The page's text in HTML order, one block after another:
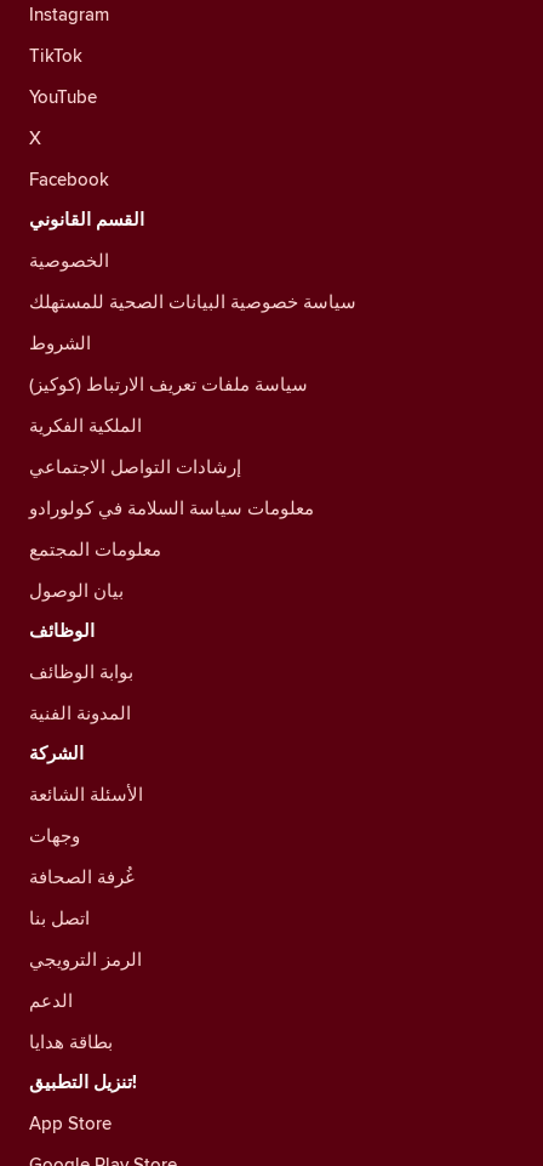
Instagram
TikTok
YouTube
X
Facebook
القسم القانوني
الخصوصية
سياسة خصوصية البيانات الصحية للمستهلك
الشروط
سياسة ملفات تعريف الارتباط (كوكيز)
الملكية الفكرية
إرشادات التواصل الاجتماعي
معلومات سياسة السلامة في كولورادو
معلومات المجتمع
بيان الوصول
الوظائف
بوابة الوظائف
المدونة الفنية
الشركة
الأسئلة الشائعة
وجهات
غُرفة الصحافة
اتصل بنا
الرمز الترويجي
الدعم
بطاقة هدايا
تنزيل التطبيق!
App Store